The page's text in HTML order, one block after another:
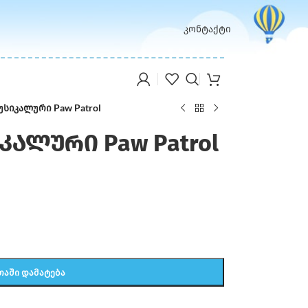
კონტაქტი
Paw Patrol
Paw Patrol
ᲓᲐᲛᲐᲢᲔᲑᲐ